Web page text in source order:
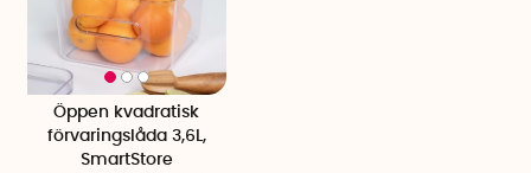
Öppen kvadratisk
förvaringslåda 3,6L,
SmartStore